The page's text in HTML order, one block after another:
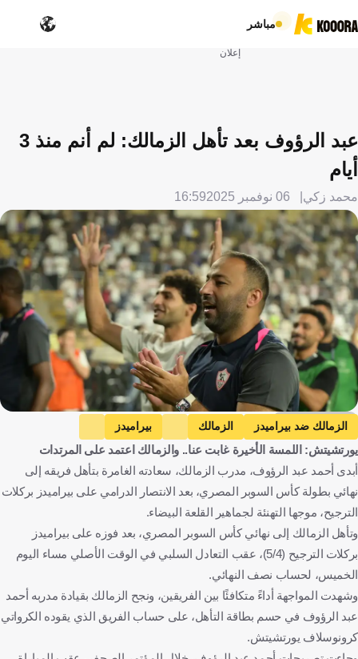
مباشر
إعلان
عبد الرؤوف بعد تأهل الزمالك: لم أنم منذ 3
أيام
محمد زكي 06 نوفمبر 2025 16:59
zamalek media
الزمالك ضد بيراميدز الزمالك
بيراميدز
السوبر المصري
عبد الله السعيد
أحمد شريف
كرونوسلاف يورزيتش
فيستون مايلي مصر كرة قدم
يورتشيتش: اللمسة الأخيرة غابت عنا.. والزمالك اعتمد على المرتدات
أبدى أحمد عبد الرؤوف، مدرب الزمالك، سعادته الغامرة بتأهل فريقه إلى
نهائي بطولة كأس السوبر المصري، بعد الانتصار الدرامي على بيراميدز بركلات
الترجيح، موجها التهنئة لجماهير القلعة البيضاء.
وتأهل الزمالك إلى نهائي كأس السوبر المصري، بعد فوزه على بيراميدز
بركلات الترجيح (5/4)، عقب التعادل السلبي في الوقت الأصلي مساء اليوم
الخميس، لحساب نصف النهائي.
وشهدت المواجهة أداءً متكافئًا بين الفريقين، ونجح الزمالك بقيادة مدربه أحمد
عبد الرؤوف في حسم بطاقة التأهل، على حساب الفريق الذي يقوده الكرواتي
كرونوسلاف يورتشيتش.